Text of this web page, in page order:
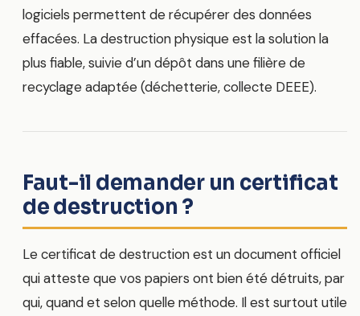
logiciels permettent de récupérer des données
effacées. La destruction physique est la solution la
plus fiable, suivie d’un dépôt dans une filière de
recyclage adaptée (déchetterie, collecte DEEE).
Faut-il demander un certificat
de destruction ?
Le certificat de destruction est un document officiel
qui atteste que vos papiers ont bien été détruits, par
qui, quand et selon quelle méthode. Il est surtout utile